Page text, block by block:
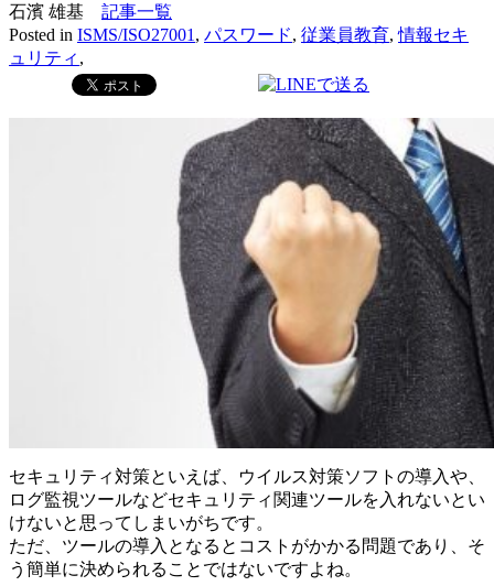
石濱 雄基 記事一覧
Posted in ISMS/ISO27001 , パスワード, 従業員教育,情報セキ
ュリティ ,
セキュリティ対策といえば、ウイルス対策ソフトの導入や、
ログ監視ツールなどセキュリティ関連ツールを入れないとい
けないと思ってしまいがちです。
ただ、ツールの導入となるとコストがかかる問題であり、そ
う簡単に決められることではないですよね。